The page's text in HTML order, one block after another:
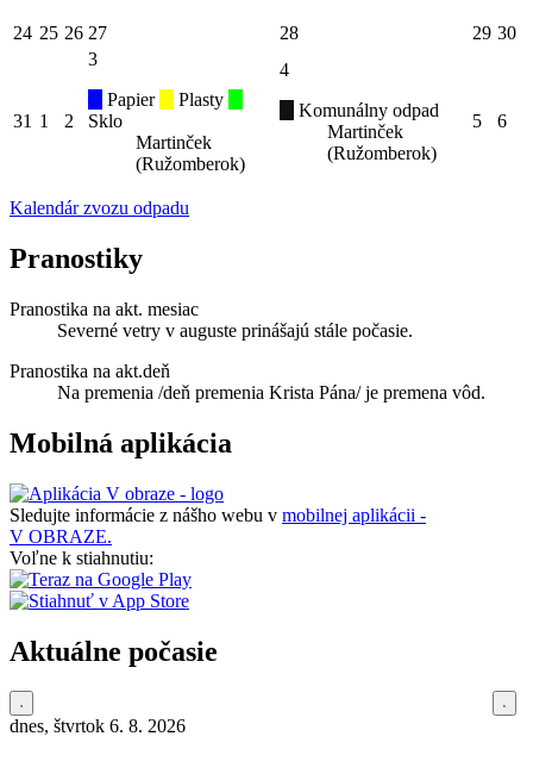
24 25 26 27 28 29 30
31 1 2
3
Papier
Plasty
Sklo
Martinček
(Ružomberok)
4
Komunálny odpad
Martinček
(Ružomberok)
5 6
Kalendár zvozu odpadu
Pranostiky
Pranostika na akt. mesiac
Severné vetry v auguste prinášajú stále počasie.
Pranostika na akt.deň
Na premenia /deň premenia Krista Pána/ je premena vôd.
Mobilná aplikácia
Sledujte informácie z nášho webu v mobilnej aplikácii -
V OBRAZE.
Voľne k stiahnutiu:
Aktuálne počasie
dnes, štvrtok 6. 8. 2026